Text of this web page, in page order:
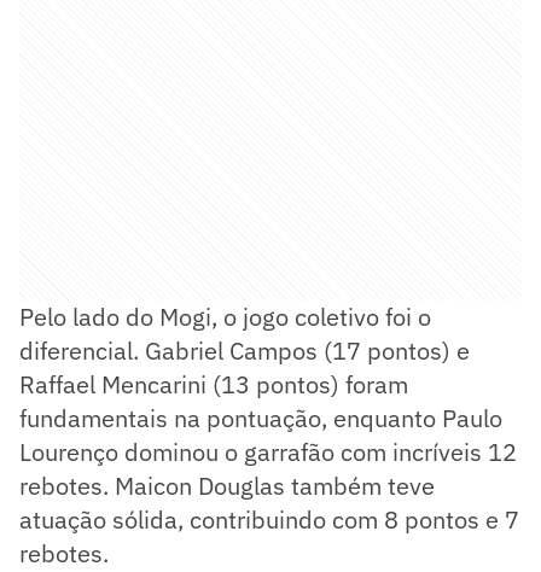
Pelo lado do Mogi, o jogo coletivo foi o
diferencial. Gabriel Campos (17 pontos) e
Raffael Mencarini (13 pontos) foram
fundamentais na pontuação, enquanto Paulo
Lourenço dominou o garrafão com incríveis 12
rebotes. Maicon Douglas também teve
atuação sólida, contribuindo com 8 pontos e 7
rebotes.